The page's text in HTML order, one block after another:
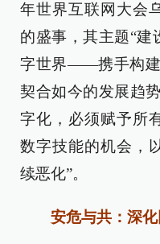
年世界互联网大会
的盛事，其主题“建
字世界——携手构建
契合如今的发展趋
字化，必须赋予所
数字技能的机会，
续恶化”。
安危与共：深化